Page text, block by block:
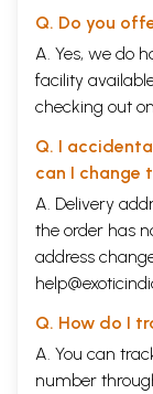
Q. Do you
A. Yes, we do
facility
checking out
Q. I
can I change
A. Delivery
the order has
address
Q. How do I
A. You can
number